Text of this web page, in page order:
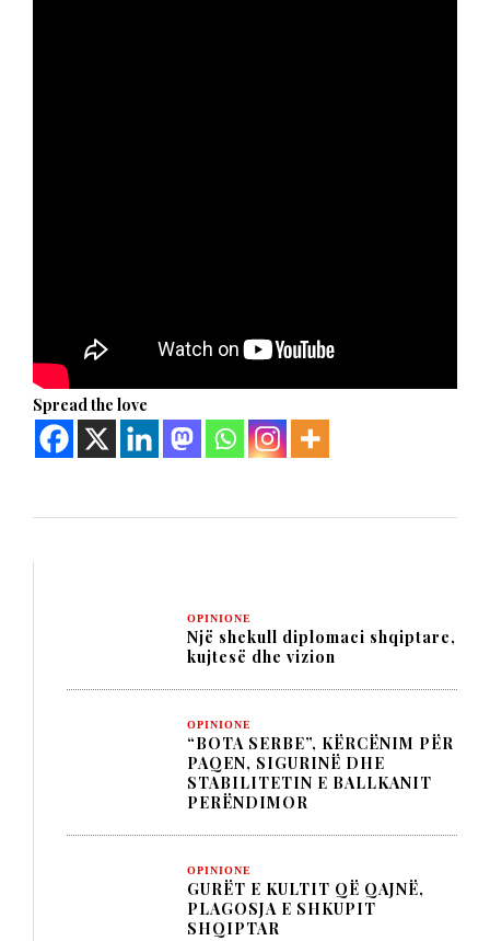
Spread the love
OPINIONE
Një shekull diplomaci shqiptare,
kujtesë dhe vizion
OPINIONE
“BOTA SERBE”, KËRCËNIM PËR
PAQEN, SIGURINË DHE
STABILITETIN E BALLKANIT
PERËNDIMOR
OPINIONE
GURËT E KULTIT QË QAJNË,
PLAGOSJA E SHKUPIT
SHQIPTAR